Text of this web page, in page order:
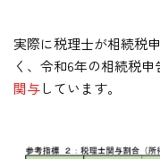
実際に税理士が相続税
く、令和6年の相続税申
関与しています。